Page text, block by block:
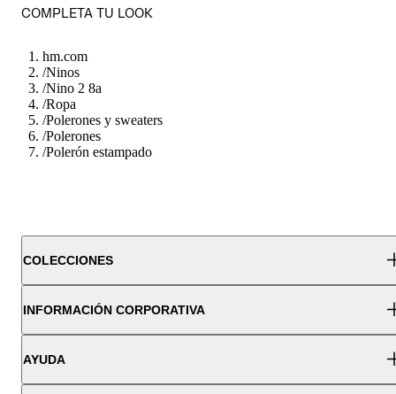
COMPLETA TU LOOK
hm.com
/Ninos
/Nino 2 8a
/Ropa
/Polerones y sweaters
/Polerones
/Polerón estampado
COLECCIONES
INFORMACIÓN CORPORATIVA
AYUDA